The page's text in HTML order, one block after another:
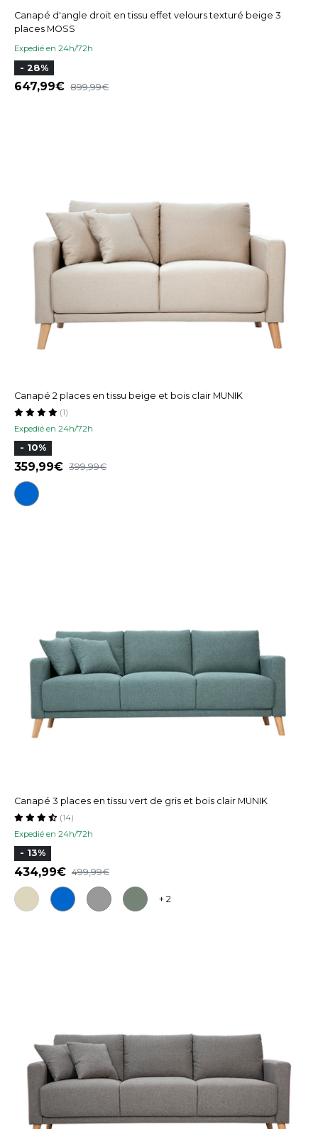
Canapé d'angle droit en tissu effet velours texturé beige 3
places MOSS
Expedié en 24h/72h
- 28%
647,99 899,99
Canapé 2 places en tissu beige et bois clair MUNIK
Expedié en 24h/72h
(1)
- 10%
359,99 399,99
Canapé 3 places en tissu vert de gris et bois clair MUNIK
Expedié en 24h/72h
(14)
- 13%
434,99 499,99
+ 2